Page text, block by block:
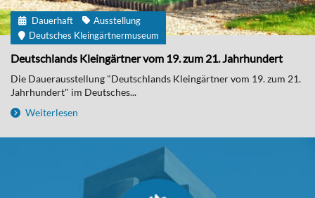
Dauerhaft
Ausstellung
Deutsches Kleingärtnermuseum
Deutschlands Kleingärtner vom 19. zum 21. Jahrhundert
Die Dauerausstellung "Deutschlands Kleingärtner vom 19. zum 21.
Jahrhundert" im Deutsches...
Weiterlesen